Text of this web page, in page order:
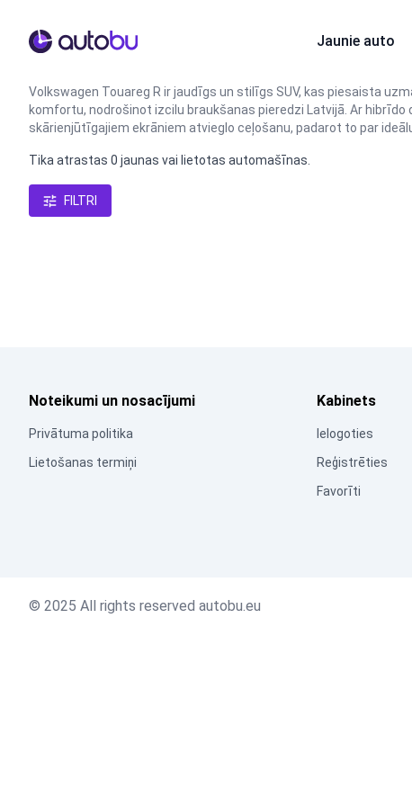
Autobu.eu Jaunie auto
Volkswagen Touareg R ir jaudīgs un stilīgs SUV, kas piesaista
komfortu, nodrošinot izcilu braukšanas pieredzi Latvijā. Ar
skārienjūtīgajiem ekrāniem atvieglo ceļošanu, padarot to par
Tika atrastas 0 jaunas vai lietotas automašīnas.
FILTRI
Noteikumi un nosacījumi
Privātuma politika
Lietošanas termiņi
Kabinets
Ielogoties
Reģistrēties
Favorīti
© 2025 All rights reserved autobu.eu